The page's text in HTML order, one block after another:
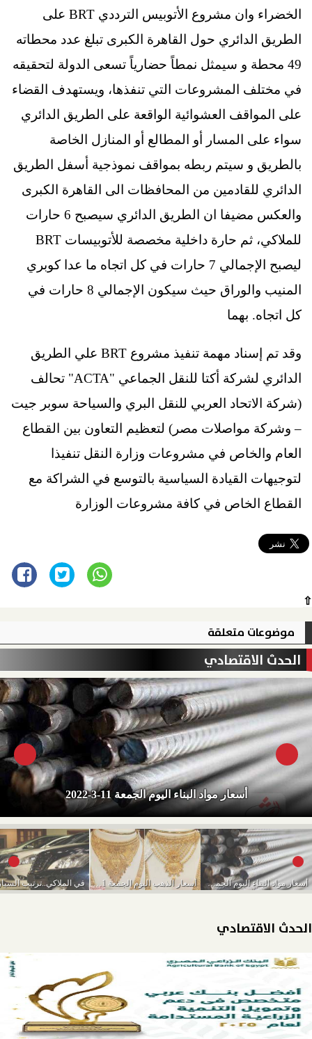
الخضراء وان مشروع الأتوبيس الترددي BRT على
الطريق الدائري حول القاهرة الكبرى تبلغ عدد محطاته
49 محطة و سيمثل نمطاً حضارياً تسعى الدولة لتحقيقه
في مختلف المشروعات التي تنفذها، ويستهدف القضاء
على المواقف العشوائية الواقعة على الطريق الدائري
سواء على المسار أو المطالع أو المنازل الخاصة
بالطريق و سيتم ربطه بمواقف نموذجية أسفل الطريق
الدائري للقادمين من المحافظات الى القاهرة الكبرى
والعكس مضيفا ان الطريق الدائري سيصبح 6 حارات
للملاكي، ثم حارة داخلية مخصصة للأتوبيسات BRT
ليصبح الإجمالي 7 حارات في كل اتجاه ما عدا كوبري
المنيب والوراق حيث سيكون الإجمالي 8 حارات في
كل اتجاه. بهما
وقد تم إسناد مهمة تنفيذ مشروع BRT علي الطريق
الدائري لشركة أكتا للنقل الجماعي "ACTA" تحالف
(شركة الاتحاد العربي للنقل البري والسياحة سوبر جيت
– وشركة مواصلات مصر) لتعظيم التعاون بين القطاع
العام والخاص في مشروعات وزارة النقل تنفيذا
لتوجيهات القيادة السياسية بالتوسع في الشراكة مع
القطاع الخاص في كافة مشروعات الوزارة
⇧
موضوعات متعلقة
الحدث الاقتصادي
أسعار مواد البناء اليوم الجمعة 11-3-2022
أسعار مواد البناء اليوم الجمعة 11-3-2022 أسعار الذهب اليوم الجمعة 11-3-2022
الحدث الاقتصادي